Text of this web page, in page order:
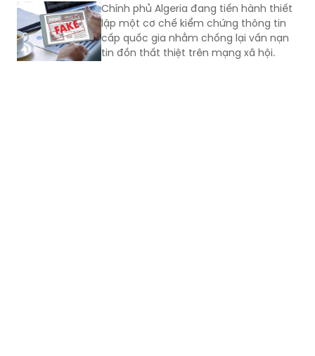
Chính phủ Algeria đang tiến hành thiết
lập một cơ chế kiểm chứng thông tin
cấp quốc gia nhằm chống lại vấn nạn
tin đồn thất thiệt trên mạng xã hội.